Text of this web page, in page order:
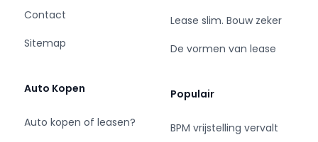
Contact
Sitemap
Auto Kopen
Auto kopen of leasen?
Lease slim. Bouw zeker
De vormen van lease
Populair
BPM vrijstelling vervalt